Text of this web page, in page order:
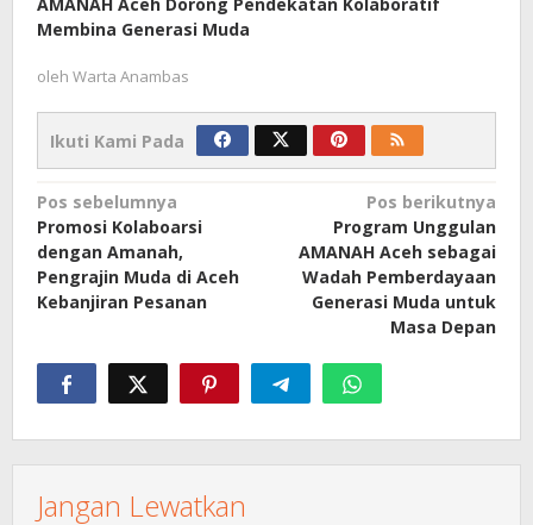
AMANAH Aceh Dorong Pendekatan Kolaboratif
Membina Generasi Muda
oleh Warta Anambas
Ikuti Kami Pada
Navigasi
pos
Pos sebelumnya
Promosi Kolaboarsi
dengan Amanah,
Pengrajin Muda di Aceh
Kebanjiran Pesanan
Pos berikutnya
Program Unggulan
AMANAH Aceh sebagai
Wadah Pemberdayaan
Generasi Muda untuk
Masa Depan
Jangan Lewatkan